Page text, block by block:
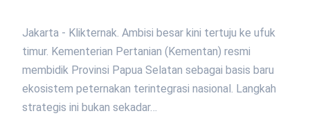
Jakarta - Klikternak. Ambisi besar kini tertuju ke ufuk
timur. Kementerian Pertanian (Kementan) resmi
membidik Provinsi Papua Selatan sebagai basis baru
ekosistem peternakan terintegrasi nasional. Langkah
strategis ini bukan sekadar…